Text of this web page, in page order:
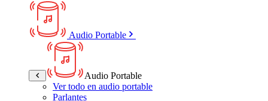
Audio Portable
Audio Portable
Ver todo en audio portable
Parlantes